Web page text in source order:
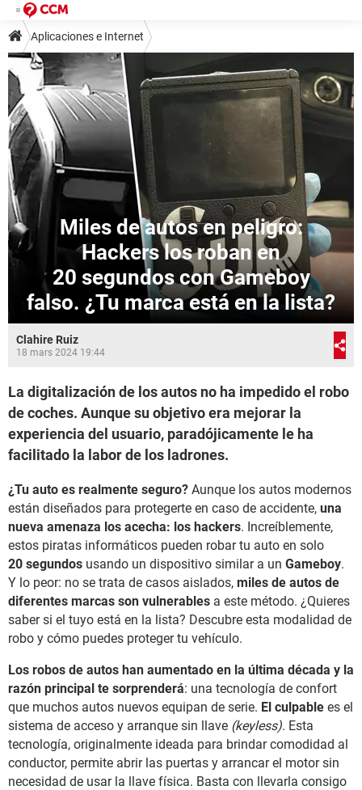
Aplicaciones e Internet
Miles de autos en peligro:
Hackers los roban en
20 segundos con Gameboy
falso. ¿Tu marca está en la lista?
Clahire Ruiz
18 mars 2024 19:44
La digitalización de los autos no ha impedido el robo
de coches. Aunque su objetivo era mejorar la
experiencia del usuario, paradójicamente le ha
facilitado la labor de los ladrones.
¿Tu auto es realmente seguro? Aunque los autos modernos
están diseñados para protegerte en caso de accidente, una
nueva amenaza los acecha: los hackers. Increíblemente,
estos piratas informáticos pueden robar tu auto en solo
20 segundos usando un dispositivo similar a un Gameboy.
Y lo peor: no se trata de casos aislados, miles de autos de
diferentes marcas son vulnerables a este método. ¿Quieres
saber si el tuyo está en la lista? Descubre esta modalidad de
robo y cómo puedes proteger tu vehículo.
Los robos de autos han aumentado en la última década y la
razón principal te sorprenderá: una tecnología de confort
que muchos autos nuevos equipan de serie. El culpable es el
sistema de acceso y arranque sin llave (keyless). Esta
tecnología, originalmente ideada para brindar comodidad al
conductor, permite abrir las puertas y arrancar el motor sin
necesidad de usar la llave física. Basta con llevarla consigo